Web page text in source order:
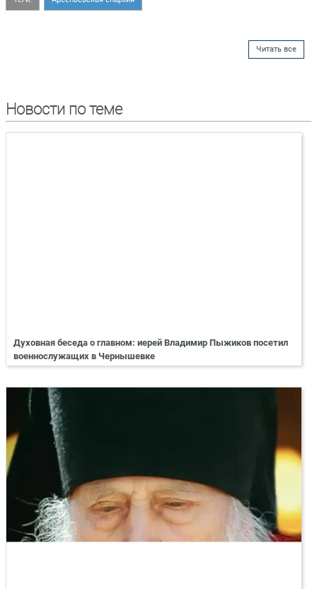
Читать все
Новости по теме
Духовная беседа о главном: иерей Владимир Пыжиков посетил
военнослужащих в Чернышевке